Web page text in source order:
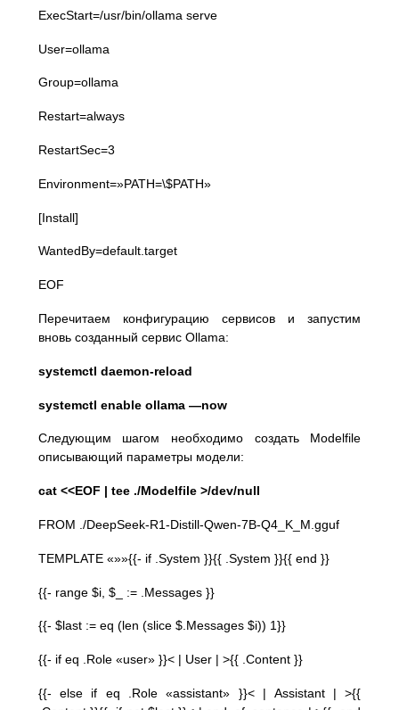
ExecStart=/usr/bin/ollama serve
User=ollama
Group=ollama
Restart=always
RestartSec=3
Environment=»PATH=\$PATH»
[Install]
WantedBy=default.target
EOF
Перечитаем конфигурацию сервисов и запустим
вновь созданный сервис Ollama:
systemctl daemon-reload
systemctl enable ollama —now
Следующим шагом необходимо создать Modelfile
описывающий параметры модели:
cat <<EOF | tee ./Modelfile >/dev/null
FROM ./DeepSeek-R1-Distill-Qwen-7B-Q4_K_M.gguf
TEMPLATE «»»{{- if .System }}{{ .System }}{{ end }}
{{- range $i, $_ := .Messages }}
{{- $last := eq (len (slice $.Messages $i)) 1}}
{{- if eq .Role «user» }}< | User | >{{ .Content }}
{{- else if eq .Role «assistant» }}< | Assistant | >{{